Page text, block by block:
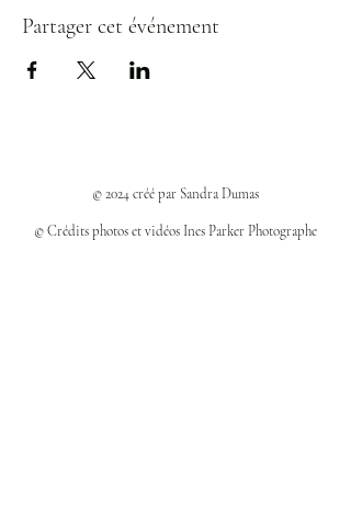
Partager cet événement
© 2024 créé par Sandra Dumas
© Crédits photos et vidéos Ines Parker Photographe